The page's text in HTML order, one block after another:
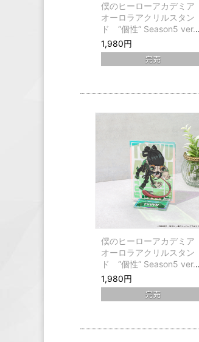
僕のヒーローアカデミア
オーロラアクリルスタン
ド “個性“ Season5 ver.
緑谷出久
1,980円
僕のヒーローアカデミア
オーロラアクリルスタン
ド “個性“ Season5 ver.
蛙吹梅雨
1,980円